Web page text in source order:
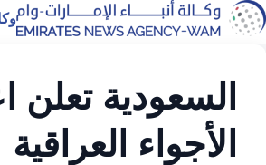
الأجواء العراقية